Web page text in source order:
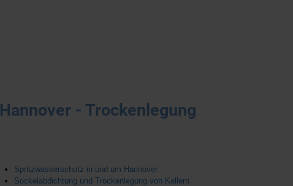
Hannover - Trockenlegung
Spritzwasserschutz in und um Hannover
Sockelabdichtung und Trockenlegung von Kellern